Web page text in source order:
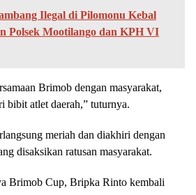
Ilegal di Pilomonu Kebal
Polsek Mootilango dan KPH VI
Brimob dengan masyarakat,
bibit atlet daerah,” tuturnya.
meriah dan diakhiri dengan
disaksikan ratusan masyarakat.
Brimob Cup, Bripka Rinto kembali